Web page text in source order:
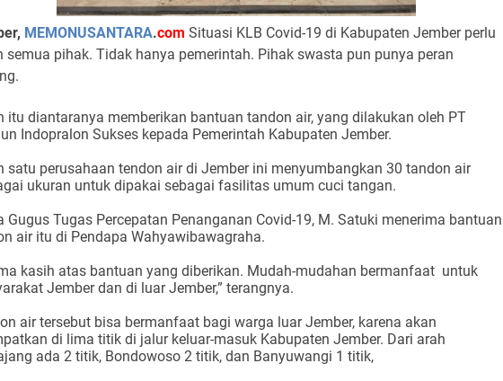
MEMONUSANTARA.com Situasi KLB Covid-19 di Kabupaten Jember perlu
semua pihak. Tidak hanya pemerintah. Pihak swasta pun punya peran
itu diantaranya memberikan bantuan tandon air, yang dilakukan oleh PT
Indopralon Sukses kepada Pemerintah Kabupaten Jember.
satu perusahaan tendon air di Jember ini menyumbangkan 30 tandon air
ukuran untuk dipakai sebagai fasilitas umum cuci tangan.
Gugus Tugas Percepatan Penanganan Covid-19, M. Satuki menerima bantuan
air itu di Pendapa Wahyawibawagraha.
kasih atas bantuan yang diberikan. Mudah-mudahan bermanfaat untuk
Jember dan di luar Jember,” terangnya.
air tersebut bisa bermanfaat bagi warga luar Jember, karena akan
di lima titik di jalur keluar-masuk Kabupaten Jember. Dari arah
ada 2 titik, Bondowoso 2 titik, dan Banyuwangi 1 titik,